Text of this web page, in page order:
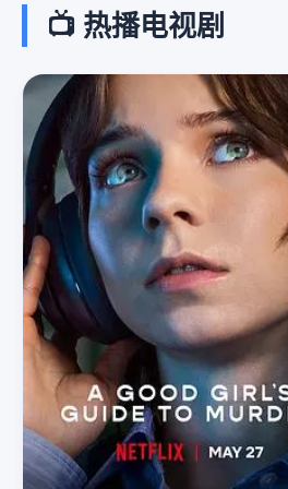
📺 热播电视剧